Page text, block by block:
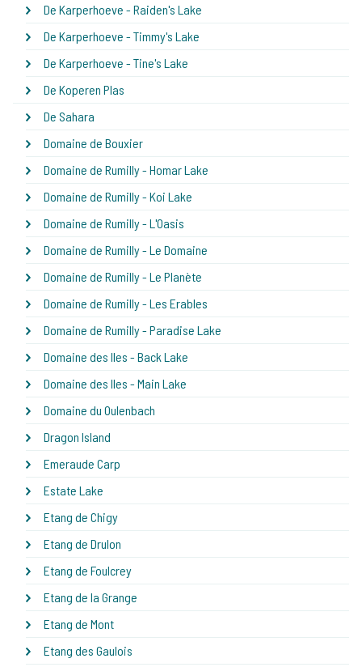
De Karperhoeve - Raiden's Lake
De Karperhoeve - Timmy's Lake
De Karperhoeve - Tine's Lake
De Koperen Plas
De Sahara
Domaine de Bouxier
Domaine de Rumilly - Homar Lake
Domaine de Rumilly - Koi Lake
Domaine de Rumilly - L'Oasis
Domaine de Rumilly - Le Domaine
Domaine de Rumilly - Le Planète
Domaine de Rumilly - Les Erables
Domaine de Rumilly - Paradise Lake
Domaine des Iles - Back Lake
Domaine des Iles - Main Lake
Domaine du Oulenbach
Dragon Island
Emeraude Carp
Estate Lake
Etang de Chigy
Etang de Drulon
Etang de Foulcrey
Etang de la Grange
Etang de Mont
Etang des Gaulois